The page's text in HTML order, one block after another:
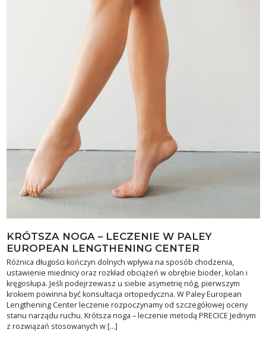
KRÓTSZA NOGA – LECZENIE W PALEY
EUROPEAN LENGTHENING CENTER
Różnica długości kończyn dolnych wpływa na sposób chodzenia,
ustawienie miednicy oraz rozkład obciążeń w obrębie bioder, kolan i
kręgosłupa. Jeśli podejrzewasz u siebie asymetrię nóg, pierwszym
krokiem powinna być konsultacja ortopedyczna. W Paley European
Lengthening Center leczenie rozpoczynamy od szczegółowej oceny
stanu narządu ruchu. Krótsza noga – leczenie metodą PRECICE Jednym
z rozwiązań stosowanych w […]